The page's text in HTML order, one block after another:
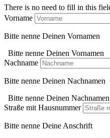
There is no need to fill in this
Vorname
Bitte nenne Deinen Vornamen
Bitte nenne Deinen Vornamen
Nachname
Bitte nenne Deinen Nachnamen
Bitte nenne Deinen Nachnamen
Straße mit Hausnummer
Bitte nenne Deine Anschrift